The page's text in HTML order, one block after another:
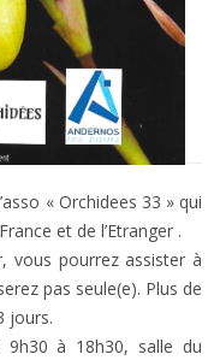
« Orchidees 33 » qui
et de l’Etranger .
vous pourrez assister à
pas seule(e). Plus de
jours.
à 18h30, salle du